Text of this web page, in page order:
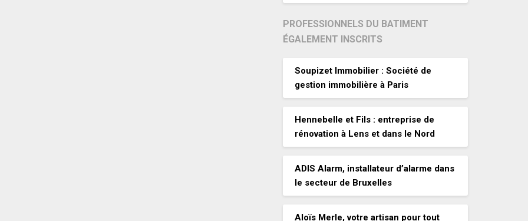
PROFESSIONNELS DU BATIMENT
ÉGALEMENT INSCRITS
Soupizet Immobilier : Société de
gestion immobilière à Paris
Hennebelle et Fils : entreprise de
rénovation à Lens et dans le Nord
ADIS Alarm, installateur d’alarme dans
le secteur de Bruxelles
Aloïs Merle, votre artisan pour tout